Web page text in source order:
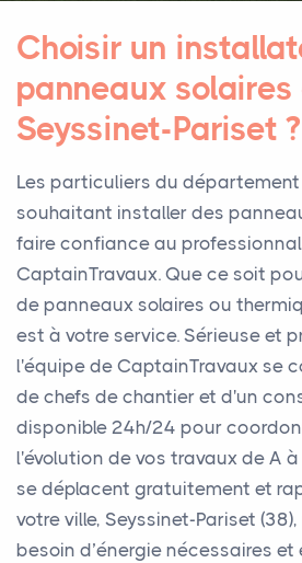
Choisir un
panneaux solaires
Seyssinet-Pariset ?
Les particuliers du département
souhaitant installer des
faire confiance au
CaptainTravaux. Que ce soit
de panneaux solaires ou
est à votre service. Sérieuse et
l'équipe de CaptainTravaux se
de chefs de chantier et d'un
disponible 24h/24 pour
l'évolution de vos travaux de A
se déplacent gratuitement et
votre ville, Seyssinet-Pariset
besoin d’énergie nécessaires et